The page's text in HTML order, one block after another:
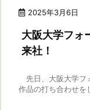
2025年3月6日
大阪大学フォ
来社！
先日、大阪大学フ
作品の打ち合わせを